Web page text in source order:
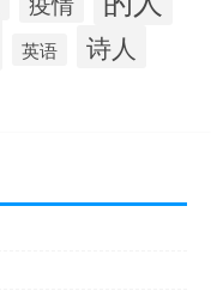
英语
诗人